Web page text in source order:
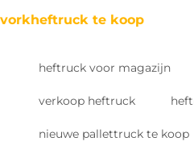
vorkheftruck te koop
heftruck voor magazijn
verkoop heftruck
nieuwe pallettruck te koop